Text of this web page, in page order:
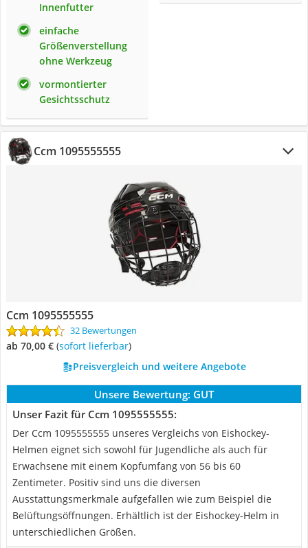
Innenfutter
einfache
Größenverstellung
ohne Werkzeug
vormontierter
Gesichtsschutz
Ccm 1095555555
Ccm 1095555555
32 Bewertungen
ab 70,00 € ( Sofort lieferbar)
Preisvergleich und weitere Angebote
Unsere Bewertung: GUT
Unser Fazit für Ccm 1095555555:
Der Ccm 1095555555 unseres Vergleichs von Eishockey-
Helmen eignet sich sowohl für Jugendliche als auch für
Erwachsene mit einem Kopfumfang von 56 bis 60
Zentimeter. Positiv sind uns die diversen
Ausstattungsmerkmale aufgefallen wie zum Beispiel die
Belüftungsöffnungen. Erhältlich ist der Eishockey-Helm in
unterschiedlichen Größen.